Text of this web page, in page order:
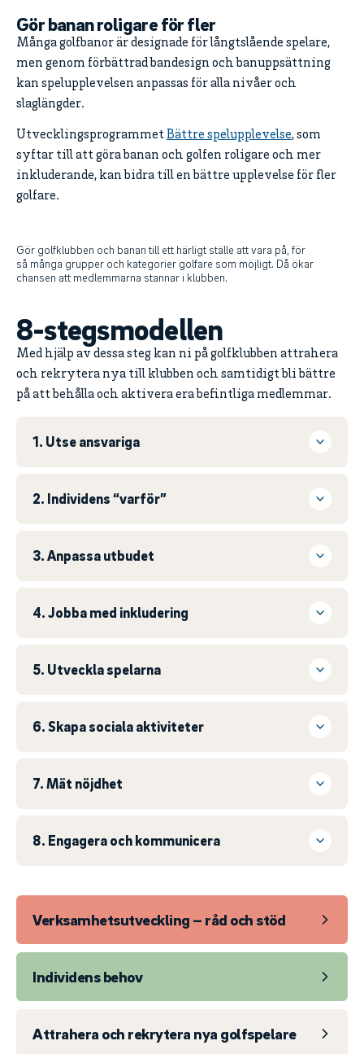
Gör banan roligare för fler
Många golfbanor är designade för långtslående spelare,
men genom förbättrad bandesign och banuppsättning
kan spelupplevelsen anpassas för alla nivåer och
slaglängder.
UtvecklingsprogrammetBättre spelupplevelse, som
syftar till att göra banan och golfen roligare och mer
inkluderande, kan bidra till en bättre upplevelse för fler
golfare.
Gör golfklubben och banan till ett härligt ställe att vara på, för
så många grupper och kategorier golfare som möjligt. Då ökar
chansen att medlemmarna stannar i klubben.
8-stegsmodellen
Med hjälp av dessa steg kan ni på golfklubben attrahera
och rekrytera nya till klubben och samtidigt bli bättre
på att behålla och aktivera era befintliga medlemmar.
1. Utse ansvariga
2. Individens “varför”
3. Anpassa utbudet
4. Jobba med inkludering
5. Utveckla spelarna
6. Skapa sociala aktiviteter
7. Mät nöjdhet
8. Engagera och kommunicera
Verksamhetsutveckling – råd och stöd
Individens behov
Attrahera och rekrytera nya golfspelare